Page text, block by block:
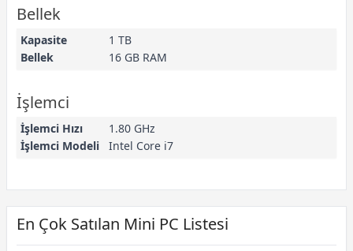
Bellek
Kapasite
1 TB
Bellek
16 GB RAM
İşlemci
İşlemci Hızı
1.80 GHz
İşlemci Modeli
Intel Core i7
En Çok Satılan Mini PC Listesi